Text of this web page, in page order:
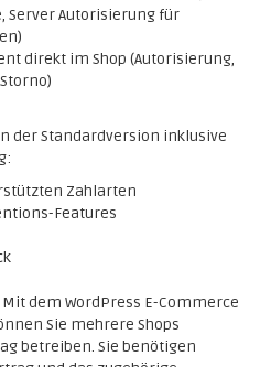
Server Autorisierung für
direkt im Shop (Autorisierung,
der Standardversion inklusive
Zahlarten
Features
Mit dem WordPress E-Commerce
Sie mehrere Shops
betreiben. Sie benötigen